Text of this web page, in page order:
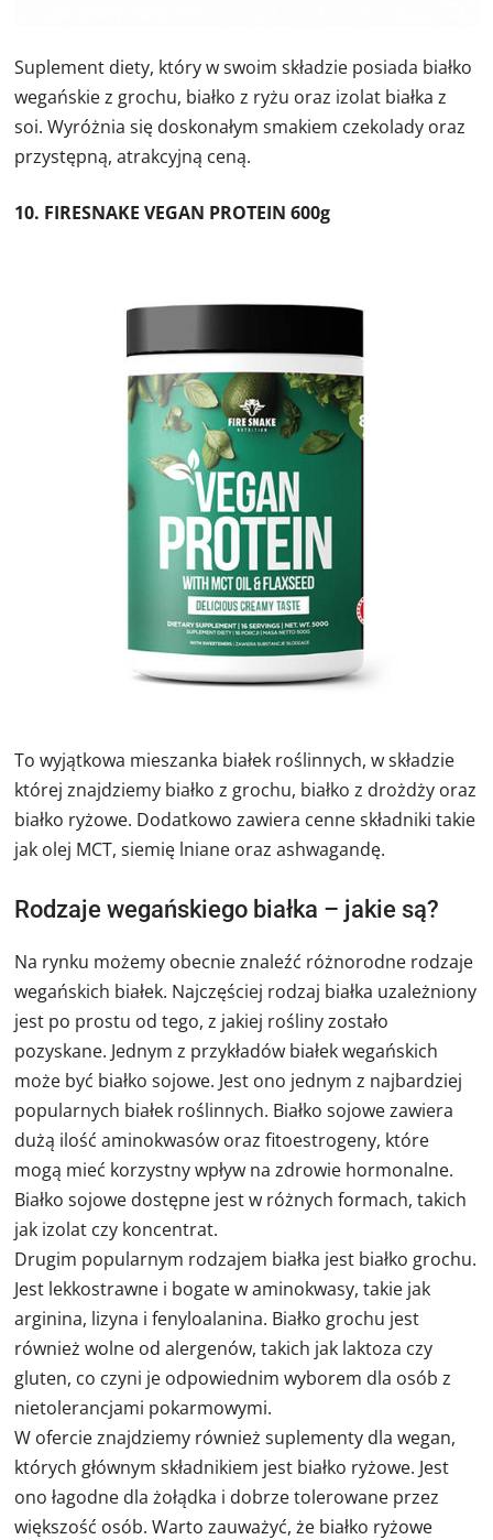
Suplement diety, który w swoim składzie posiada białko
wegańskie z grochu, białko z ryżu oraz izolat białka z
soi. Wyróżnia się doskonałym smakiem czekolady oraz
przystępną, atrakcyjną ceną.
10. FIRESNAKE VEGAN PROTEIN 600g
To wyjątkowa mieszanka białek roślinnych, w składzie
której znajdziemy białko z grochu, białko z drożdży oraz
białko ryżowe. Dodatkowo zawiera cenne składniki takie
jak olej MCT, siemię lniane oraz ashwagandę.
Rodzaje wegańskiego białka – jakie są?
Na rynku możemy obecnie znaleźć różnorodne rodzaje
wegańskich białek. Najczęściej rodzaj białka uzależniony
jest po prostu od tego, z jakiej rośliny zostało
pozyskane. Jednym z przykładów białek wegańskich
może być białko sojowe. Jest ono jednym z najbardziej
popularnych białek roślinnych. Białko sojowe zawiera
dużą ilość aminokwasów oraz fitoestrogeny, które
mogą mieć korzystny wpływ na zdrowie hormonalne.
Białko sojowe dostępne jest w różnych formach, takich
jak izolat czy koncentrat.
Drugim popularnym rodzajem białka jest białko grochu.
Jest lekkostrawne i bogate w aminokwasy, takie jak
arginina, lizyna i fenyloalanina. Białko grochu jest
również wolne od alergenów, takich jak laktoza czy
gluten, co czyni je odpowiednim wyborem dla osób z
nietolerancjami pokarmowymi.
W ofercie znajdziemy również suplementy dla wegan,
których głównym składnikiem jest białko ryżowe. Jest
ono łagodne dla żołądka i dobrze tolerowane przez
większość osób. Warto zauważyć, że białko ryżowe